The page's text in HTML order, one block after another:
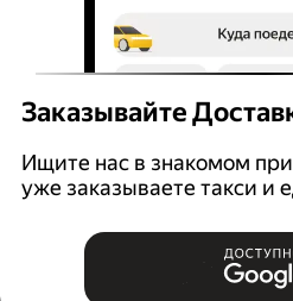
Заказывайте
Ищите нас в знакомом
уже заказываете такси и